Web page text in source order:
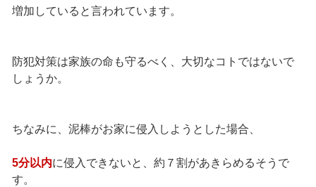
増加していると言われています。
防犯対策は家族の命も守るべく、大切なコトではないで
しょうか。
ちなみに、泥棒がお家に侵入しようとした場合、
5分以内に侵入できないと、約７割があきらめるそうで
す。